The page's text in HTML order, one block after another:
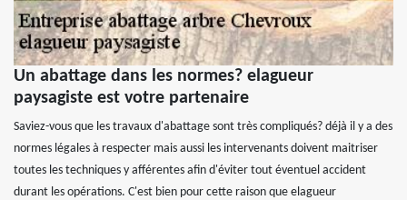
Un abattage dans les normes? elagueur
paysagiste est votre partenaire
Saviez-vous que les travaux d'abattage sont très compliqués? déjà il y a des
normes légales à respecter mais aussi les intervenants doivent maitriser
toutes les techniques y afférentes afin d'éviter tout éventuel accident
durant les opérations. C'est bien pour cette raison que elagueur